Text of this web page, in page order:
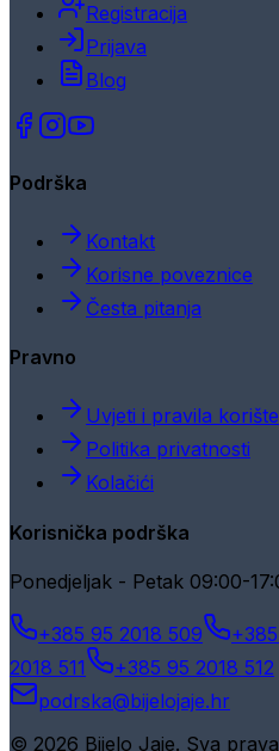
Registracija
Prijava
Blog
Podrška
Kontakt
Korisne poveznice
Česta pitanja
Pravno
Uvjeti i pravila
Politika privatnosti
Kolačići
Korisnička podrška
Ponedjeljak - Petak 09:00-
+385 95 2018 509
2018 511
+385 95 2018 512
podrska@bijelojaje.hr
© 2026 Bijelo Jaje. Sva